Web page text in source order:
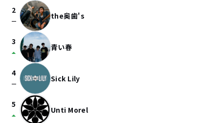
2
check_indeterminate_small the奥歯's
3
arrow_drop_up 青い春
4
check_indeterminate_small Sick Lily
5
arrow_drop_up Unti Morel